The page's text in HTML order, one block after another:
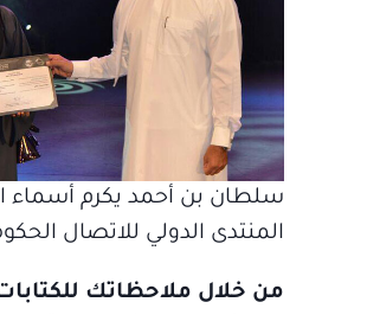
سلطان بن أحمد يكرم
المنتدى الدولي للاتصال
من خلال ملاحظاتك